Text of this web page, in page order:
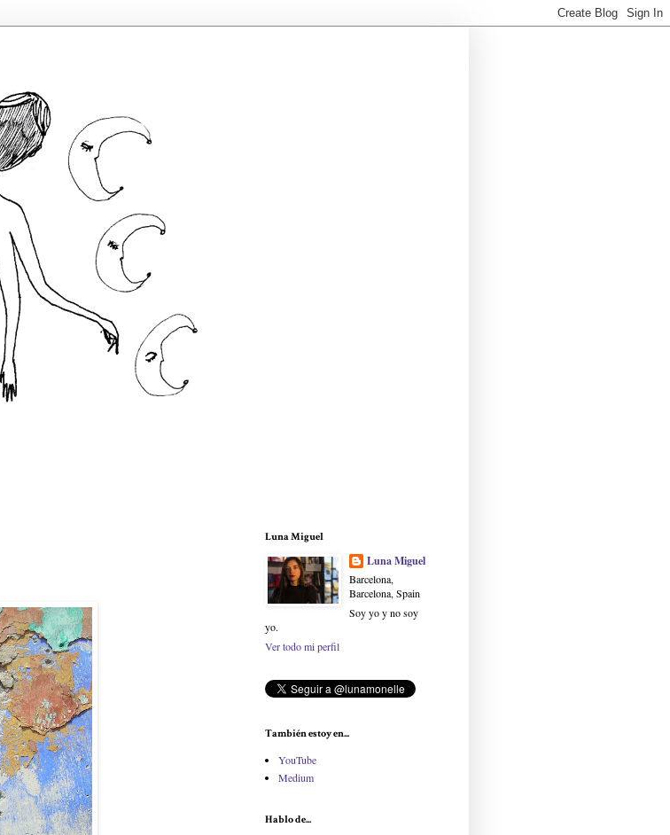
Luna Miguel
Luna Miguel
Barcelona,
Barcelona, Spain
Soy yo y no soy
yo.
Ver todo mi perfil
También estoy en...
YouTube
Medium
Hablo de...